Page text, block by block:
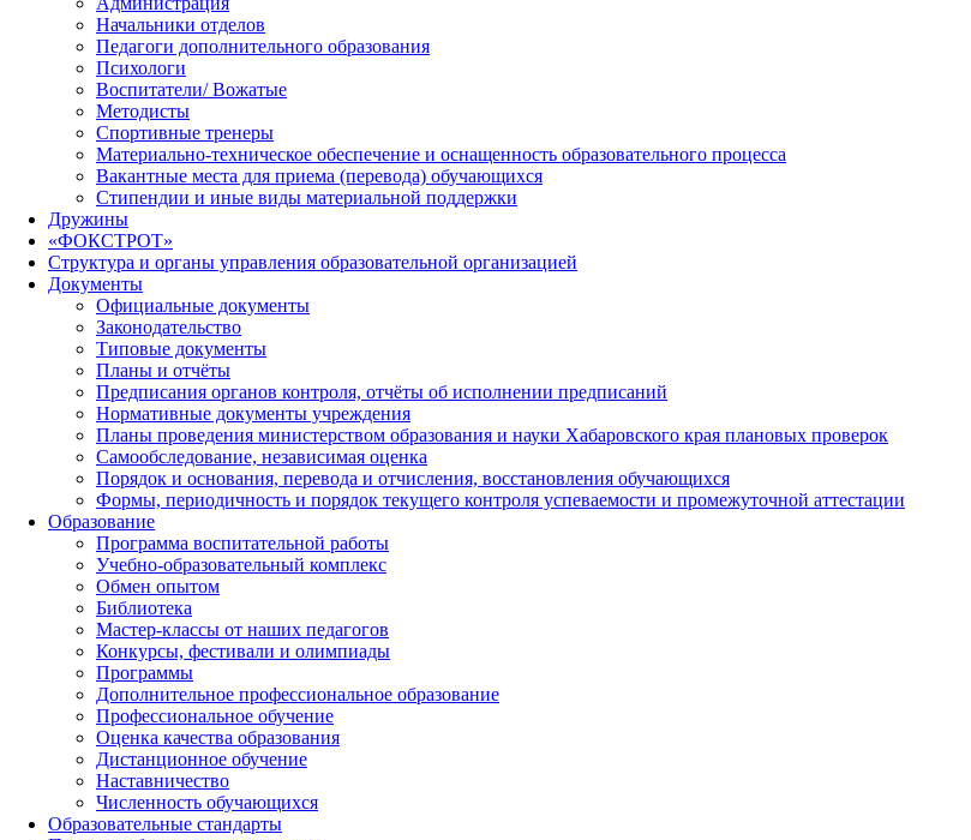
Начальники отделов
Педагоги дополнительного образования
Психологи
Воспитатели/ Вожатые
Методисты
Спортивные тренеры
Материально-техническое обеспечение и оснащенность образовательного процесса
Вакантные места для приема (перевода) обучающихся
Стипендии и иные виды материальной поддержки
Дружины
«ФОКСТРОТ»
Структура и органы управления образовательной организацией
Документы
Официальные документы
Законодательство
Типовые документы
Планы и отчёты
Предписания органов контроля, отчёты об исполнении предписаний
Нормативные документы учреждения
Планы проведения министерством образования и науки Хабаровского края плановых проверок
Самообследование, независимая оценка
Порядок и основания, перевода и отчисления, восстановления обучающихся
Формы, периодичность и порядок текущего контроля успеваемости и промежуточной аттестации
Образование
Программа воспитательной работы
Учебно-образовательный комплекс
Обмен опытом
Библиотека
Мастер-классы от наших педагогов
Конкурсы, фестивали и олимпиады
Программы
Дополнительное профессиональное образование
Профессиональное обучение
Оценка качества образования
Дистанционное обучение
Наставничество
Численность обучающихся
Образовательные стандарты